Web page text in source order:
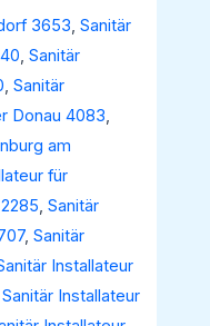
3653,Sanitär
,Sanitär
,Sanitär
Donau 4083,
am
für
,Sanitär
,Sanitär
Installateur
Sanitär Installateur